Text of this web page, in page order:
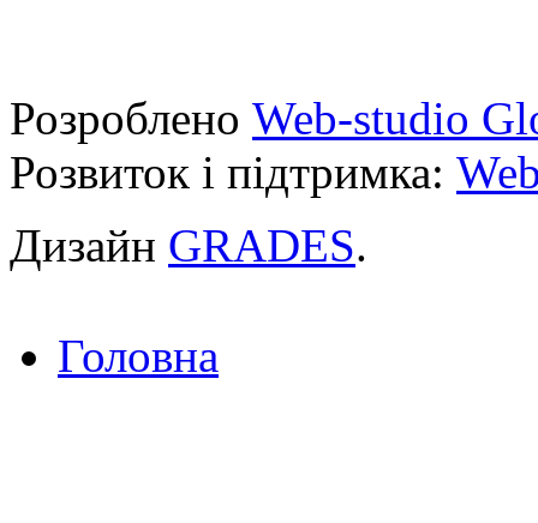
Розроблено Web-studio
Розвиток і підтримка:
Дизайн GRADES.
Головна